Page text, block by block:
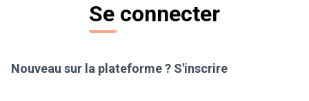
Se connecter
Nouveau sur la plateforme ? S'inscrire